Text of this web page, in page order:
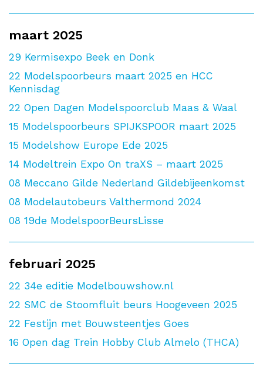
maart 2025
29 Kermisexpo Beek en Donk
22 Modelspoorbeurs maart 2025 en HCC
Kennisdag
22 Open Dagen Modelspoorclub Maas & Waal
15 Modelspoorbeurs SPIJKSPOOR maart 2025
15 Modelshow Europe Ede 2025
14 Modeltrein Expo On traXS – maart 2025
08 Meccano Gilde Nederland Gildebijeenkomst
08 Modelautobeurs Valthermond 2024
08 19de ModelspoorBeursLisse
februari 2025
22 34e editie Modelbouwshow.nl
22 SMC de Stoomfluit beurs Hoogeveen 2025
22 Festijn met Bouwsteentjes Goes
16 Open dag Trein Hobby Club Almelo (THCA)